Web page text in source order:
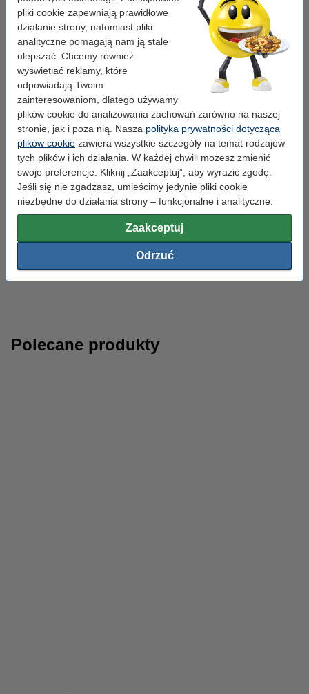
pliki cookie zapewniają prawidłowe
działanie strony, natomiast pliki
analityczne pomagają nam ją stale
ulepszać. Chcemy również
wyświetlać reklamy, które
odpowiadają Twoim
zainteresowaniom, dlatego używamy
plików cookie do analizowania zachowań zarówno na naszej
stronie, jak i poza nią. Nasza polityka prywatności dotycząca
plików cookie zawiera wszystkie szczegóły na temat rodzajów
tych plików i ich działania. W każdej chwili możesz zmienić
swoje preferencje. Kliknij „Zaakceptuj”, aby wyrazić zgodę.
Jeśli się nie zgadzasz, umieścimy jedynie pliki cookie
niezbędne do działania strony – funkcjonalne i analityczne.
Zaakceptuj
Odrzuć
DYMO XTL. Pozwalają na łatwe i wygodne tworzenie
wysokiej jakości etykiet, które stosować można m.in. do
etykietowania przewodów, tabliczek znamionowych czy
sprzętu. Dzięki technologii termotransferowej, taśmy XTL
pozwalają na drukowanie trwałych etykiet, które są odporne
na działanie czynników zewnętrznych, takich, jak woda, olej,
kurz, promieniowanie UV i wiele innych. Są również odporne
na ścieranie i zarysowania, co zapewnia trwałość etykiet,
taśmy reliefowe –to taśmy stosowane do drukowania
trójwymiarowych napisów i symboli. Wykorzystują
technologię wytłaczania, co oznacza, że litery i symbole,
zamiast drukowane, wytłaczane są na powierzchni taśmy.
Dostępne są w różnych kolorach i rozmiarach, co pozwala
kolorach. Wykorzystywane są najczęściej do oznaczania i
etykietowania różnych przedmiotów, takich jak teczki,
pudełka, regały czy narzędzia.
Polecane produkty